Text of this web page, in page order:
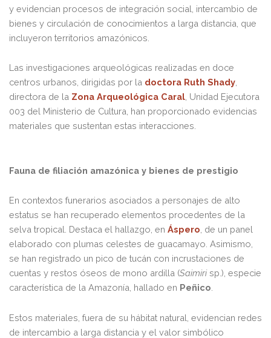
y evidencian procesos de integración social, intercambio de
bienes y circulación de conocimientos a larga distancia, que
incluyeron territorios amazónicos.
Las investigaciones arqueológicas realizadas en doce
centros urbanos, dirigidas por la doctora Ruth Shady
directora de la Zona Arqueológica Caral , Unidad Ejecutora
003 del Ministerio de Cultura, han proporcionado evidencias
materiales que sustentan estas interacciones.
Fauna de filiación amazónica y bienes de prestigio
En contextos funerarios asociados a personajes de alto
estatus se han recuperado elementos procedentes de la
selva tropical. Destaca el hallazgo, en Áspero , de un panel
elaborado con plumas celestes de guacamayo. Asimismo,
se han registrado un pico de tucán con incrustaciones de
cuentas y restos óseos de mono ardilla (Saimirisp.), especie
característica de la Amazonía, hallado en Peñico
Estos materiales, fuera de su hábitat natural, evidencian redes
de intercambio a larga distancia y el valor simbólico